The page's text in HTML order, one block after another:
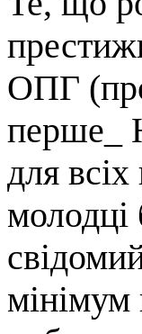
ОПГ
для